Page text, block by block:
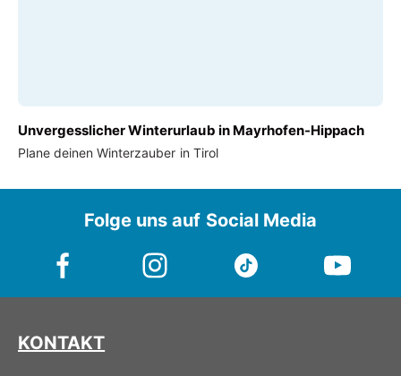
Unvergesslicher Winterurlaub in Mayrhofen-Hippach
Plane deinen Winterzauber in Tirol
Folge uns auf Social Media
KONTAKT